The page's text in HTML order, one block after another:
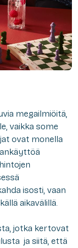
megailmiöitä,
vaikka some
ovat monella
isosti, vaan
aikavälillä.
jotka kertovat
ja siitä, että